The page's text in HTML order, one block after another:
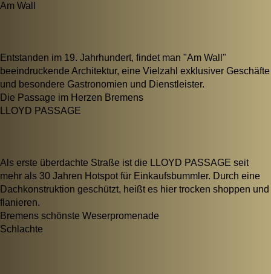
Am Wall
Entstanden im 19. Jahrhundert, findet man "Am Wall"
beeindruckende Architektur, eine Vielzahl exklusiver Geschäfte
und besondere Gastronomien und Dienstleister.
Die Passage im Herzen Bremens
LLOYD PASSAGE
Als erste überdachte Straße ist die LLOYD PASSAGE seit
mehr als 30 Jahren Hotspot für Einkaufsbummler. Durch eine
Dachkonstruktion geschützt, heißt es hier trocken shoppen und
flanieren.
Bremens schönste Weserpromenade
Schlachte